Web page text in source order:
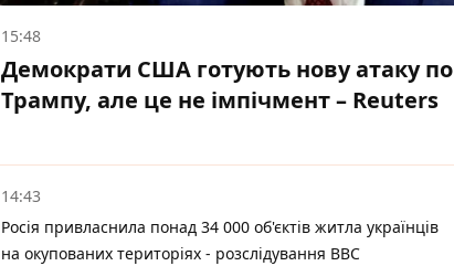
15:48
Демократи США готують нову атаку по
Трампу, але це не імпічмент – Reuters
14:43
Росія привласнила понад 34 000 об'єктів житла українців
на окупованих територіях - розслідування BBC